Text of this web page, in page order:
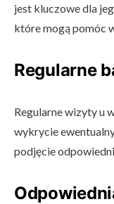
jest kluczowe dla
które mogą pomóc
Regularne
Regularne wizyty u
wykrycie
podjęcie